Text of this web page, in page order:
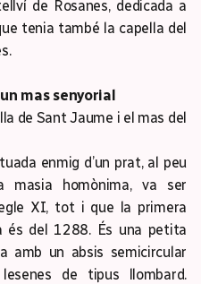
de Rosanes, dedicada a
tenia també la capella del
mas senyorial
de Sant Jaume i el mas del
enmig d’un prat, al peu
homònima, va ser
XI, tot i que la primera
és del 1288. És una petita
amb un absis semicircular
de tipus llombard.